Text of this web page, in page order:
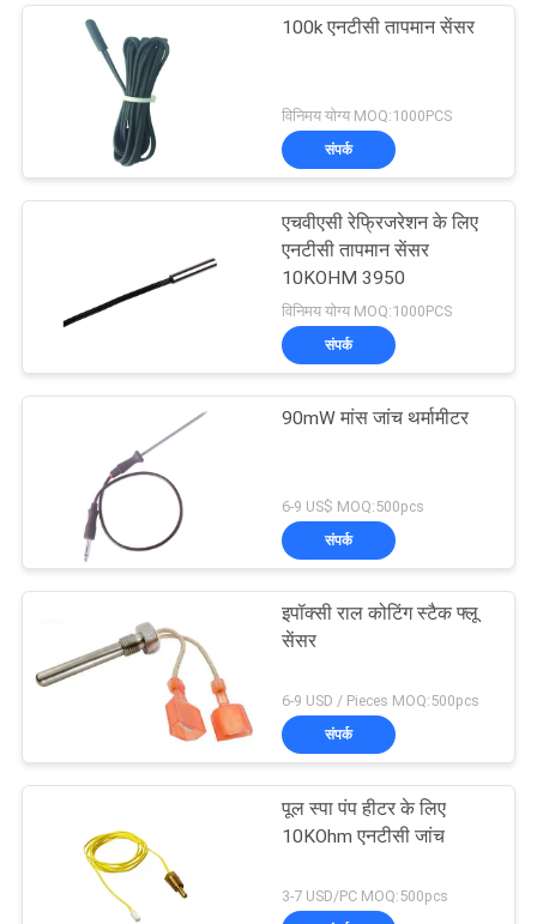
100k एनटीसी तापमान सेंसर
विनिमय योग्य MOQ:1000PCS
संपर्क
एचवीएसी रेफ्रिजरेशन के लिए
एनटीसी तापमान सेंसर
10KOHM 3950
विनिमय योग्य MOQ:1000PCS
संपर्क
90mW मांस जांच थर्मामीटर
6-9 US$ MOQ:500pcs
संपर्क
इपॉक्सी राल कोटिंग स्टैक फ्लू
सेंसर
6-9 USD / Pieces MOQ:500pcs
संपर्क
पूल स्पा पंप हीटर के लिए
10KOhm एनटीसी जांच
3-7 USD/PC MOQ:500pcs